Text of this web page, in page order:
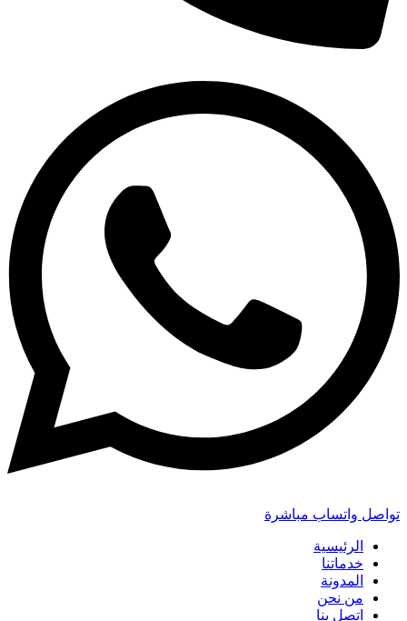
تواصل واتساب مباشرة
الرئيسية
خدماتنا
المدونة
من نحن
اتصل بنا